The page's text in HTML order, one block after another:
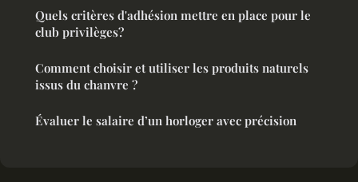
Quels critères d'adhésion mettre en place pour le
club privilèges?
Comment choisir et utiliser les produits naturels
issus du chanvre ?
Évaluer le salaire d’un horloger avec précision